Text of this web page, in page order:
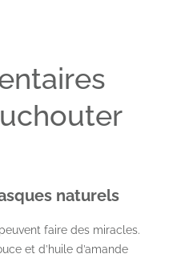
naturels
faire des miracles.
et d’huile d’amande